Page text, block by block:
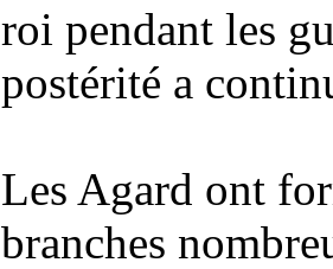
roi pendant les
postérité a
Les Agard ont
branches